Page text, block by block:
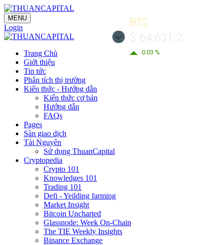
BTC
0.03 %
MENU
Login
Trang Chủ
Giới thiệu
Tin tức
Phân tích thị trường
Kiến thức - Hướng dẫn
Kiến thức cơ bản
Hướng dẫn
FAQs
Pages
Sàn giao dịch
Tài Nguyên
Sử dụng ThuanCapital
Cryptopedia
Crypto 101
Knowledges 101
Trading 101
Defi - Yeilding farming
Market Insight
Bitcoin Uncharted
Glassnode: Week On-Chain
The TIE Weekly Insights
Binance Exchange